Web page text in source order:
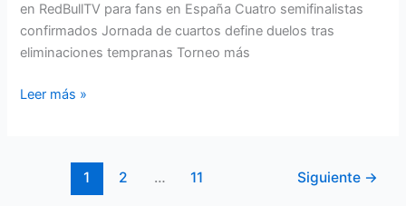
en RedBullTV para fans en España Cuatro semifinalistas
confirmados Jornada de cuartos define duelos tras
eliminaciones tempranas Torneo más
17/04/2026
Leer más »
1 2 … 11 Siguiente →